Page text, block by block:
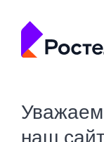
наш